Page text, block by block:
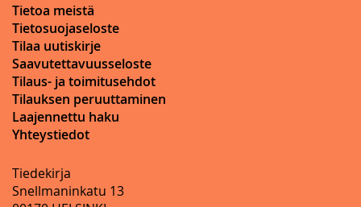
Tietoa meistä
Tietosuojaseloste
Tilaa uutiskirje
Saavutettavuusseloste
Tilaus- ja toimitusehdot
Tilauksen peruuttaminen
Laajennettu haku
Yhteystiedot
Tiedekirja
Snellmaninkatu 13